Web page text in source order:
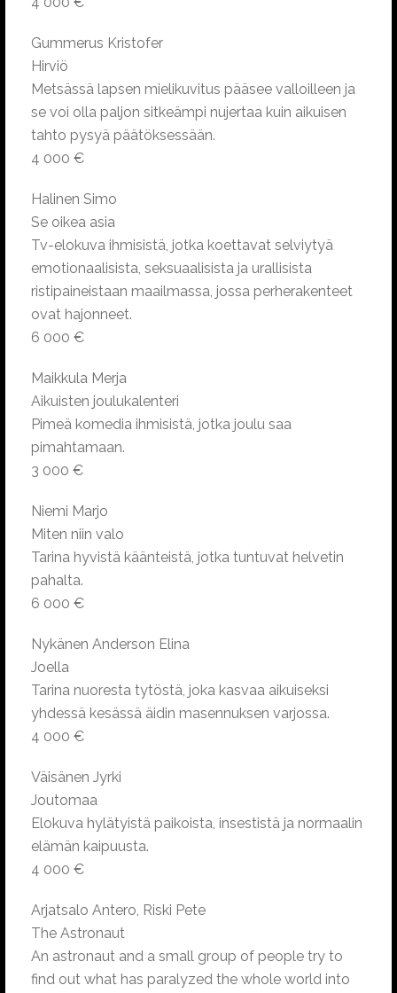
Gummerus Kristofer
Hirviö
Metsässä lapsen mielikuvitus pääsee valloilleen ja
se voi olla paljon sitkeämpi nujertaa kuin aikuisen
tahto pysyä päätöksessään.
4 000 €
Halinen Simo
Se oikea asia
Tv-elokuva ihmisistä, jotka koettavat selviytyä
emotionaalisista, seksuaalisista ja urallisista
ristipaineistaan maailmassa, jossa perherakenteet
ovat hajonneet.
6 000 €
Maikkula Merja
Aikuisten joulukalenteri
Pimeä komedia ihmisistä, jotka joulu saa
pimahtamaan.
3 000 €
Niemi Marjo
Miten niin valo
Tarina hyvistä käänteistä, jotka tuntuvat helvetin
pahalta.
6 000 €
Nykänen Anderson Elina
Joella
Tarina nuoresta tytöstä, joka kasvaa aikuiseksi
yhdessä kesässä äidin masennuksen varjossa.
4 000 €
Väisänen Jyrki
Joutomaa
Elokuva hylätyistä paikoista, insestistä ja normaalin
elämän kaipuusta.
4 000 €
Arjatsalo Antero, Riski Pete
The Astronaut
An astronaut and a small group of people try to
find out what has paralyzed the whole world into